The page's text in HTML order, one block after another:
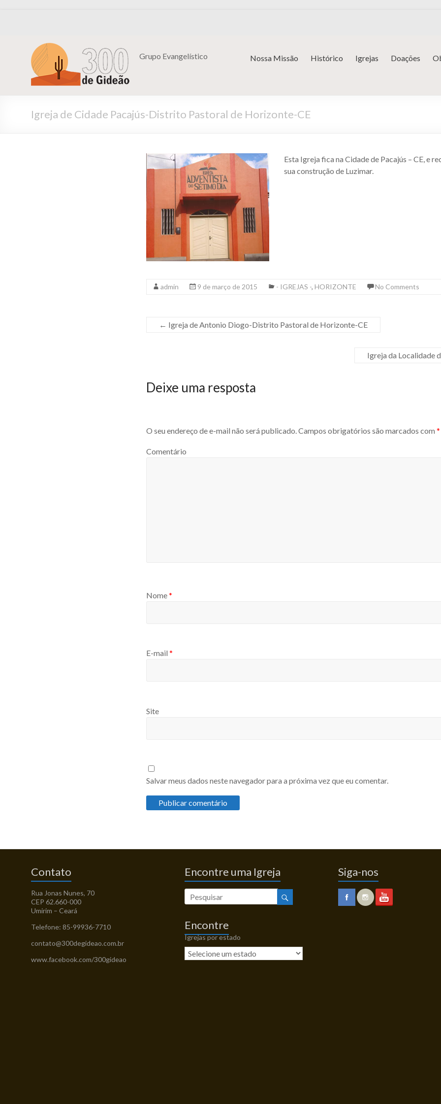
Grupo Evangelístico Nossa Missão Histórico Igrejas Doações
Igreja de Cidade Pacajús-Distrito Pastoral de Horizonte-CE
Esta Igreja fica na Cidade de Pacajús – CE, e
sua construção de Luzimar.
admin 9 de março de 2015 - IGREJAS -, HORIZONTE No Comments
← Igreja de Antonio Diogo-Distrito Pastoral de Horizonte-CE
Igreja da Localidade
Deixe uma resposta
O seu endereço de e-mail não será publicado.Campos obrigatórios são marcados com *
Comentário
Nome*
E-mail *
Site
Salvar meus dados neste navegador para a próxima vez que eu comentar.
Contato
Rua Jonas Nunes, 70
CEP 62.660-000
Umirim – Ceará
Telefone: 85-99936-7710
contato@300degideao.com.br
www.facebook.com/300gideao
Encontre uma Igreja
Encontre
Igrejas por estado
Siga-nos